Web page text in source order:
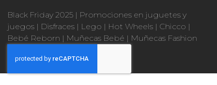
Black Friday 2025 | Promociones en juguetes y
juegos | Disfraces | Lego | Hot Wheels | Chicco |
Bebé Reborn | Muñecas Bebé | Muñecas Fashion